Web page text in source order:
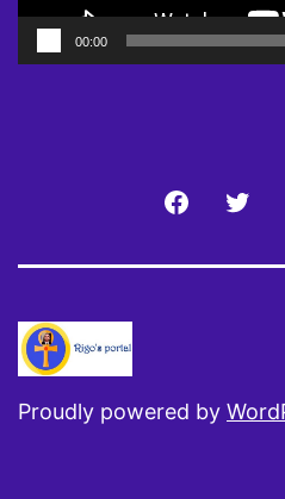
00:00
Facebook
Proudly powered by